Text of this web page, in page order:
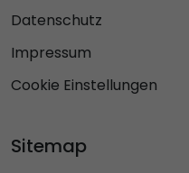
Datenschutz
Impressum
Cookie Einstellungen
Sitemap